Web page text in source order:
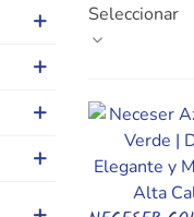
obras.
Seleccionar